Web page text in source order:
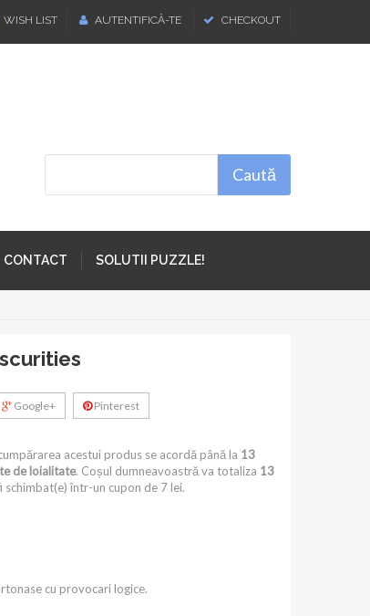
WISH LIST AUTENTIFICĂ-TE CHECKOUT
Caută
CONTACT SOLUTII PUZZLE!
Google+ Pinterest
acestui produs se acordă până la 13
de loialitate. Coșul dumneavoastră va totaliza 13
într-un cupon de 7 lei.
cu provocari logice.